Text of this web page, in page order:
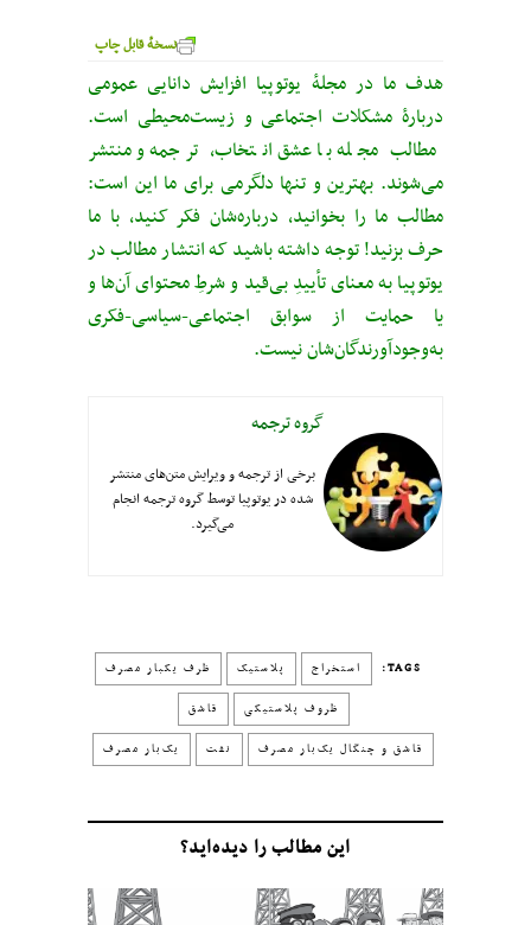
نسخهٔ قابل چاپ
هدف ما در مجلهٔ یوتوپیا افزایش دانایی عمومی
دربارهٔ مشکلات اجتماعی و زیست‌محیطی است.
مطالب مجله با عشق انتخاب، ترجمه و منتشر
می‌شوند. بهترین و تنها دلگرمی برای ما این است:
مطالب ما را بخوانید، درباره‌شان فکر کنید، با ما
حرف بزنید! توجه داشته باشید که انتشار مطالب در
یوتوپیا به معنای تأییدِ بی‌قید‌ و شرطِ محتوای آن‌ها و
یا حمایت از سوابق اجتماعی-سیاسی-فکری
به‌وجودآورندگان‌شان نیست.
گروه ترجمه
برخی از ترجمه و ویرایش متن‌های منتشر
شده در یوتوپیا توسط گروه ترجمه انجام
می‌گیرد.
TAGS: استخراج پلاستیک ظرف یکبار مصرف
ظروف پلاستیکی قاشق
قاشق و چنگال یک‌بار مصرف نفت یک‌بار مصرف
این مطالب را دیده‌اید؟